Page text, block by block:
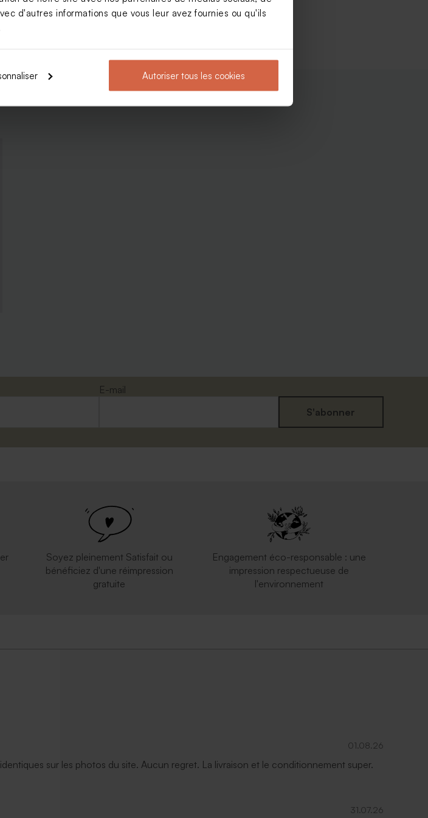
d'autres informations que vous leur avez fournies ou qu'ils
Autoriser tous les cookies
Carte de vœux
E-mail
S'abonner
Soyez pleinement Satisfait ou
bénéficiez d'une réimpression
gratuite
Engagement éco-responsable : une
impression respectueuse de
l'environnement
01.08.26
sur les photos du site. Aucun regret. La livraison et le conditionnement super.
31.07.26